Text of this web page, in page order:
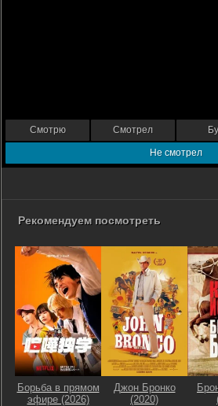
Смотрю Смотрел
Не смотрел
Рекомендуем посмотреть
Борьба в прямом
эфире (2026)
Джон Бронко
(2020)